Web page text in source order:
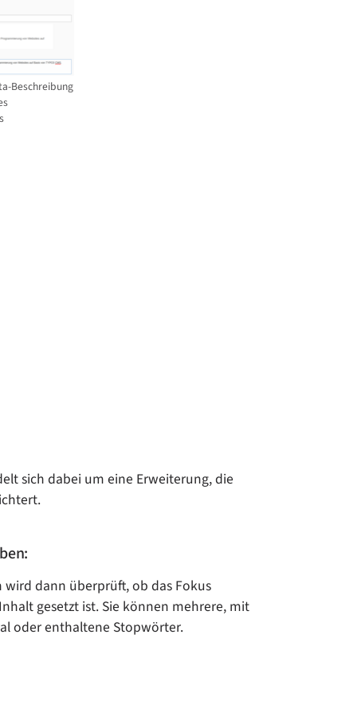
Beschreibung
sich dabei um eine Erweiterung, die
wird dann überprüft, ob das Fokus
gesetzt ist. Sie können mehrere, mit
oder enthaltene Stopwörter.